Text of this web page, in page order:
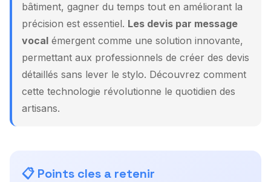
bâtiment, gagner du temps tout en améliorant la
précision est essentiel. Les devis par message
vocal émergent comme une solution innovante,
permettant aux professionnels de créer des devis
détaillés sans lever le stylo. Découvrez comment
cette technologie révolutionne le quotidien des
artisans.
📋 Points cles a retenir